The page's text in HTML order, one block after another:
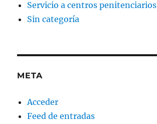
Servicio a centros penitenciarios
Sin categoría
META
Acceder
Feed de entradas